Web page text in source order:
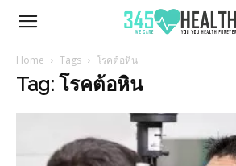
345Health
Home Tags โรคต้อหิน
Tag: โรคต้อหิน